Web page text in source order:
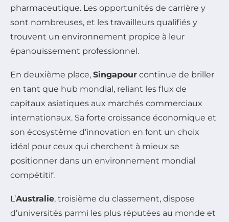
pharmaceutique. Les opportunités de carrière y
sont nombreuses, et les travailleurs qualifiés y
trouvent un environnement propice à leur
épanouissement professionnel.
En deuxième place, Singapour continue de briller
en tant que hub mondial, reliant les flux de
capitaux asiatiques aux marchés commerciaux
internationaux. Sa forte croissance économique et
son écosystème d’innovation en font un choix
idéal pour ceux qui cherchent à mieux se
positionner dans un environnement mondial
compétitif.
L’Australie, troisième du classement, dispose
d’universités parmi les plus réputées au monde et